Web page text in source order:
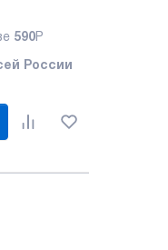
590Р
России